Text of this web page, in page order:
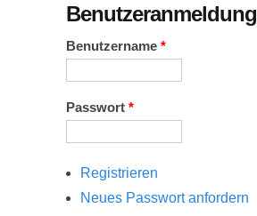
Benutzeranmeldung
Benutzername *
Passwort *
Registrieren
Neues Passwort anfordern